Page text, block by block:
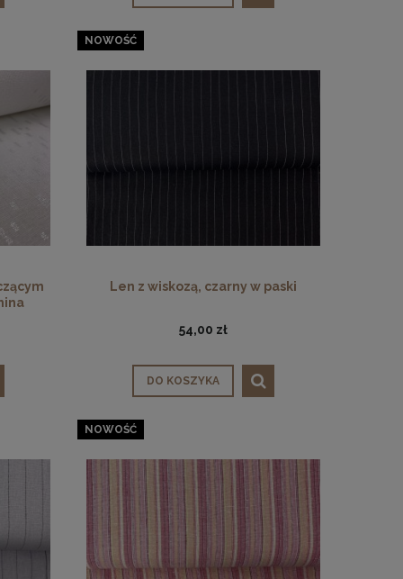
Len z wiskozą, czarny w paski
54,00 zł
DO KOSZYKA
NOWOŚĆ
NOWOŚĆ